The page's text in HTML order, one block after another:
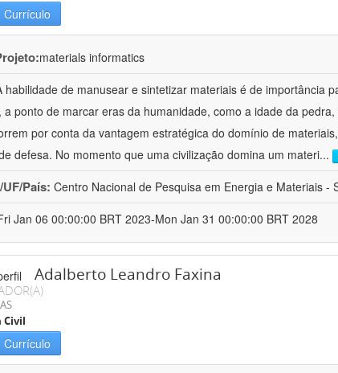
Currículo
materials informatics
habilidade de manusear e sintetizar materiais é de importância
a ponto de marcar eras da humanidade, como a idade da
por conta da vantagem estratégica do domínio de
defesa. No momento que uma civilização domina um materi...
País: Centro Nacional de Pesquisa em Energia e Materiais -
Jan 06 00:00:00 BRT 2023-Mon Jan 31 00:00:00 BRT 2028
Adalberto Leandro Faxina
Civil
Currículo